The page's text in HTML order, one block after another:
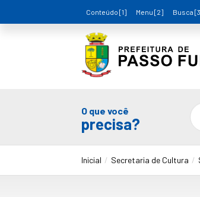
Conteúdo [1] Menu [2] Busca
O que você
precisa?
Inicial Secretaria de Cultura